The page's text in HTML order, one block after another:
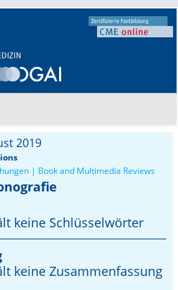
2019
| Book and Multimedia Reviews
keine Schlüsselwörter
keine Zusammenfassung